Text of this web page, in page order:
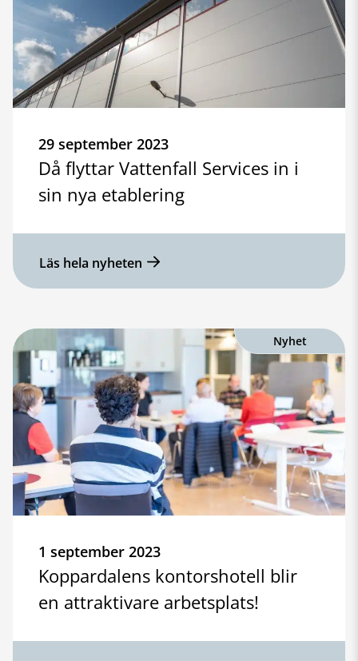
29 september 2023
Då flyttar Vattenfall Services in i
sin nya etablering
Läs hela nyheten
Nyhet
1 september 2023
Koppardalens kontorshotell blir
en attraktivare arbetsplats!